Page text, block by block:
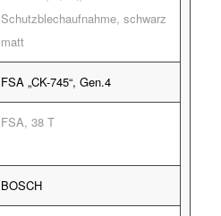
Schutzblechaufnahme, schwarz
matt
FSA „CK-745“, Gen.4
FSA, 38 T
BOSCH